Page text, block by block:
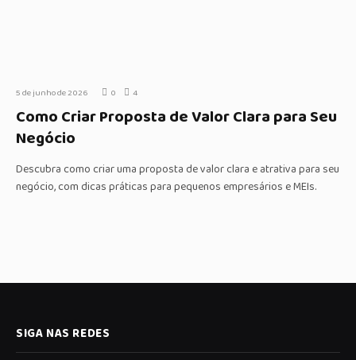
5 de junho de 2026 0 4
Como Criar Proposta de Valor Clara para Seu
Negócio
Descubra como criar uma proposta de valor clara e atrativa para seu
negócio, com dicas práticas para pequenos empresários e MEIs.
SIGA NAS REDES